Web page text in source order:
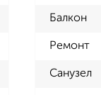
Балкон
Ремонт
Санузел